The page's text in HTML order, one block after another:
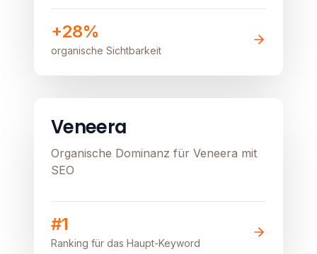
+28%
organische Sichtbarkeit
E-Commerce Healthcare
Veneera
Organische Dominanz für Veneera mit
SEO
#1
Ranking für das Haupt-Keyword